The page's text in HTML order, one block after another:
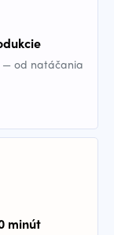
— od natáčania
minút